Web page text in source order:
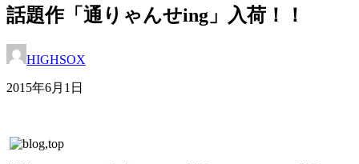
話題作「通りゃんせing」入荷！！
HIGHSOX
2015年6月1日